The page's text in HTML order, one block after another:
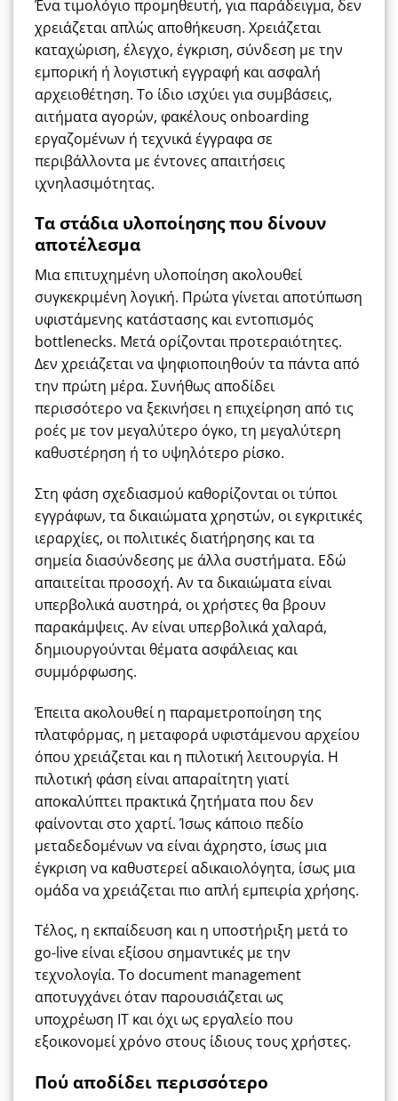
Ένα τιμολόγιο προμηθευτή, για παράδειγμα, δεν
χρειάζεται απλώς αποθήκευση. Χρειάζεται
καταχώριση, έλεγχο, έγκριση, σύνδεση με την
εμπορική ή λογιστική εγγραφή και ασφαλή
αρχειοθέτηση. Το ίδιο ισχύει για συμβάσεις,
αιτήματα αγορών, φακέλους onboarding
εργαζομένων ή τεχνικά έγγραφα σε
περιβάλλοντα με έντονες απαιτήσεις
ιχνηλασιμότητας.
Τα στάδια υλοποίησης που δίνουν
αποτέλεσμα
Μια επιτυχημένη υλοποίηση ακολουθεί
συγκεκριμένη λογική. Πρώτα γίνεται αποτύπωση
υφιστάμενης κατάστασης και εντοπισμός
bottlenecks. Μετά ορίζονται προτεραιότητες.
Δεν χρειάζεται να ψηφιοποιηθούν τα πάντα από
την πρώτη μέρα. Συνήθως αποδίδει
περισσότερο να ξεκινήσει η επιχείρηση από τις
ροές με τον μεγαλύτερο όγκο, τη μεγαλύτερη
καθυστέρηση ή το υψηλότερο ρίσκο.
Στη φάση σχεδιασμού καθορίζονται οι τύποι
εγγράφων, τα δικαιώματα χρηστών, οι εγκριτικές
ιεραρχίες, οι πολιτικές διατήρησης και τα
σημεία διασύνδεσης με άλλα συστήματα. Εδώ
απαιτείται προσοχή. Αν τα δικαιώματα είναι
υπερβολικά αυστηρά, οι χρήστες θα βρουν
παρακάμψεις. Αν είναι υπερβολικά χαλαρά,
δημιουργούνται θέματα ασφάλειας και
συμμόρφωσης.
Έπειτα ακολουθεί η παραμετροποίηση της
πλατφόρμας, η μεταφορά υφιστάμενου αρχείου
όπου χρειάζεται και η πιλοτική λειτουργία. Η
πιλοτική φάση είναι απαραίτητη γιατί
αποκαλύπτει πρακτικά ζητήματα που δεν
φαίνονται στο χαρτί. Ίσως κάποιο πεδίο
μεταδεδομένων να είναι άχρηστο, ίσως μια
έγκριση να καθυστερεί αδικαιολόγητα, ίσως μια
ομάδα να χρειάζεται πιο απλή εμπειρία χρήσης.
Τέλος, η εκπαίδευση και η υποστήριξη μετά το
go-live είναι εξίσου σημαντικές με την
τεχνολογία. Το document management
αποτυγχάνει όταν παρουσιάζεται ως
υποχρέωση IT και όχι ως εργαλείο που
εξοικονομεί χρόνο στους ίδιους τους χρήστες.
Πού αποδίδει περισσότερο